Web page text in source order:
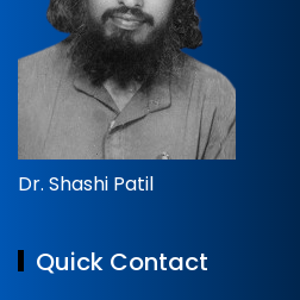
Dr. Shashi Patil
Quick Contact